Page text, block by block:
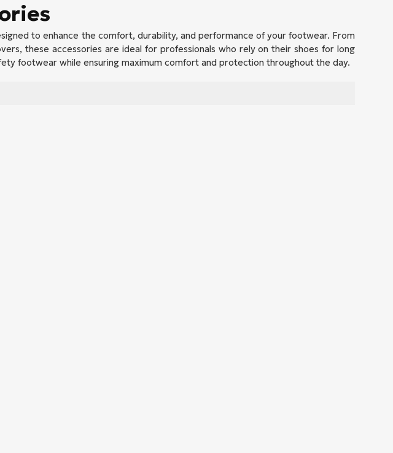
to enhance the comfort, durability, and performance of your footwear. From
these accessories are ideal for professionals who rely on their shoes for long
footwear while ensuring maximum comfort and protection throughout the day.